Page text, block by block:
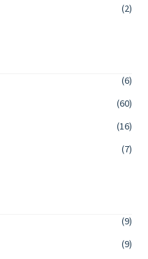
(2)
(6)
(60)
(16)
(7)
(9)
(9)